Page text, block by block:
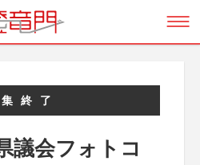
終了
議会フォトコ